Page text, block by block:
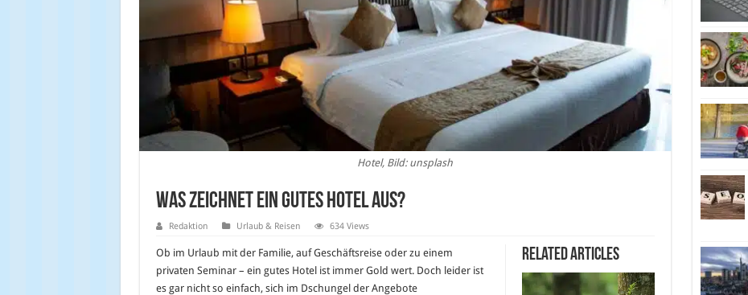
Hotel, Bild: unsplash
Was zeichnet ein gutes Hotel aus?
Redaktion Urlaub & Reisen 634 Views
Related Articles
Ob im Urlaub mit der Familie, auf Geschäftsreise oder zu einem
privaten Seminar – ein gutes Hotel ist immer Gold wert. Doch leider ist
es gar nicht so einfach, sich im Dschungel der Angebote